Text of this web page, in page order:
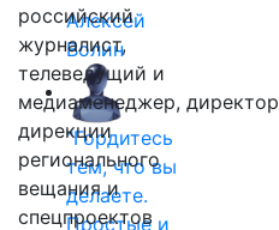
Алексей
Волин
"Гордитесь
тем, что вы
делаете.
Простые и
российский
журналист,
телеведущий и
медиаменеджер, директор
дирекции
регионального
вещания и
спецпроектов